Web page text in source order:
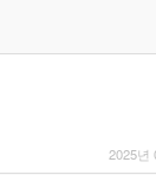
2025년